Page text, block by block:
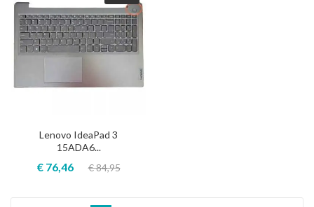
Lenovo IdeaPad 3
15ADA6...
€ 76,46 € 84,95